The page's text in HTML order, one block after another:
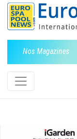
Nos Magazines